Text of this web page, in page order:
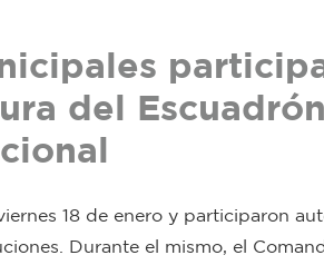
del
18 de enero y participaron
Durante el mismo, el